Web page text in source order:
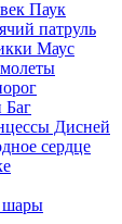
Паук
патруль
Маус
Дисней
сердце
шары